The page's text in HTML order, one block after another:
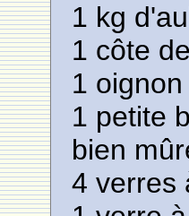
1 kg
1 côte
1
1 petite
bien
4 verres